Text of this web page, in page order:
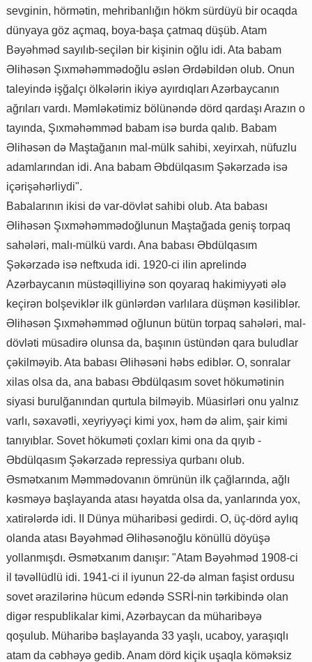
sevginin, hörmətin, mehribanlığın hökm sürdüyü bir ocaqda
dünyaya göz açmaq, boya-başa çatmaq düşüb. Atam
Bəyəhməd sayılıb-seçilən bir kişinin oğlu idi. Ata babam
Əlihəsən Şıxməhəmmədoğlu əslən Ərdəbildən olub. Onun
taleyində işğalçı ölkələrin ikiyə ayırdıqları Azərbaycanın
ağrıları vardı. Məmləkətimiz bölünəndə dörd qardaşı Arazın o
tayında, Şıxməhəmməd babam isə burda qalıb. Babam
Əlihəsən də Maştağanın mal-mülk sahibi, xeyirxah, nüfuzlu
adamlarından idi. Ana babam Əbdülqasım Şəkərzadə isə
içərişəhərliydi".
Babalarının ikisi də var-dövlət sahibi olub. Ata babası
Əlihəsən Şıxməhəmmədoğlunun Maştağada geniş torpaq
sahələri, malı-mülkü vardı. Ana babası Əbdülqasım
Şəkərzadə isə neftxuda idi. 1920-ci ilin aprelində
Azərbaycanın müstəqilliyinə son qoyaraq hakimiyyəti ələ
keçirən bolşeviklər ilk günlərdən varlılara düşmən kəsiliblər.
Əlihəsən Şıxməhəmməd oğlunun bütün torpaq sahələri, mal-
dövləti müsadirə olunsa da, başının üstündən qara buludlar
çəkilməyib. Ata babası Əlihəsəni həbs ediblər. O, sonralar
xilas olsa da, ana babası Əbdülqasım sovet hökumətinin
siyasi burulğanından qurtula bilməyib. Müasirləri onu yalnız
varlı, səxavətli, xeyriyyəçi kimi yox, həm də alim, şair kimi
tanıyıblar. Sovet hökuməti çoxları kimi ona da qıyıb -
Əbdülqasım Şəkərzadə repressiya qurbanı olub.
Əsmətxanım Məmmədovanın ömrünün ilk çağlarında, ağlı
kəsməyə başlayanda atası həyatda olsa da, yanlarında yox,
xatirələrdə idi. II Dünya müharibəsi gedirdi. O, üç-dörd aylıq
olanda atası Bəyəhməd Əlihəsənoğlu könüllü döyüşə
yollanmışdı. Əsmətxanım danışır: "Atam Bəyəhməd 1908-ci
il təvəllüdlü idi. 1941-ci il iyunun 22-də alman faşist ordusu
sovet ərazilərinə hücum edəndə SSRİ-nin tərkibində olan
digər respublikalar kimi, Azərbaycan da müharibəyə
qoşulub. Müharibə başlayanda 33 yaşlı, ucaboy, yaraşıqlı
atam da cəbhəyə gedib. Anam dörd kiçik uşaqla köməksiz